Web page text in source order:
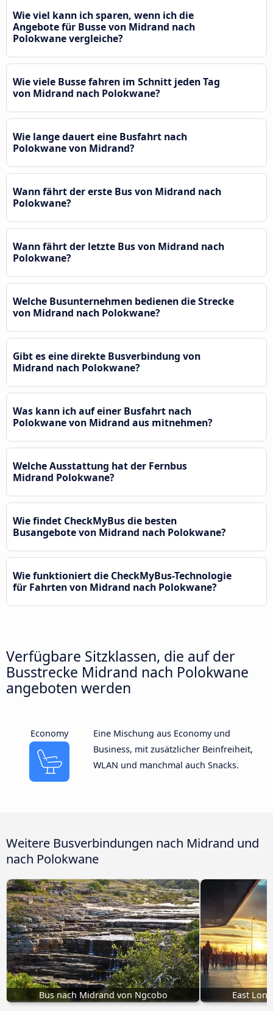
Wie viel kann ich sparen, wenn ich die
Angebote für Busse von Midrand nach
Polokwane vergleiche?
Wie viele Busse fahren im Schnitt jeden Tag
von Midrand nach Polokwane?
Wie lange dauert eine Busfahrt nach
Polokwane von Midrand?
Wann fährt der erste Bus von Midrand nach
Polokwane?
Wann fährt der letzte Bus von Midrand nach
Polokwane?
Welche Busunternehmen bedienen die Strecke
von Midrand nach Polokwane?
Gibt es eine direkte Busverbindung von
Midrand nach Polokwane?
Was kann ich auf einer Busfahrt nach
Polokwane von Midrand aus mitnehmen?
Welche Ausstattung hat der Fernbus
Midrand Polokwane?
Wie findet CheckMyBus die besten
Busangebote von Midrand nach Polokwane?
Wie funktioniert die CheckMyBus-Technologie
für Fahrten von Midrand nach Polokwane?
Verfügbare Sitzklassen, die auf der
Busstrecke Midrand nach Polokwane
angeboten werden
Economy
Eine Mischung aus Economy und
Business, mit zusätzlicher Beinfreiheit,
WLAN und manchmal auch Snacks.
Weitere Busverbindungen nach Midrand und
nach Polokwane
Bus nach Midrand von Ngcobo East